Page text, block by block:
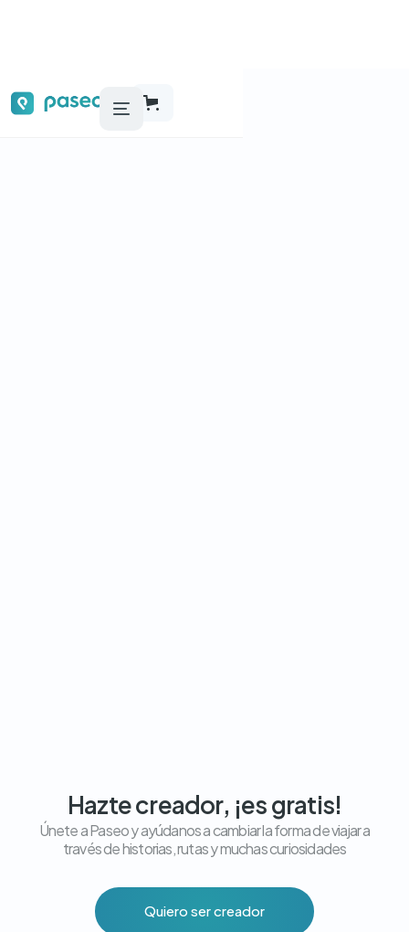
Hazte creador, ¡es gratis!
Únete a Paseo y ayúdanos a cambiar la forma de viajar a
través de historias, rutas y muchas curiosidades
Quiero ser creador